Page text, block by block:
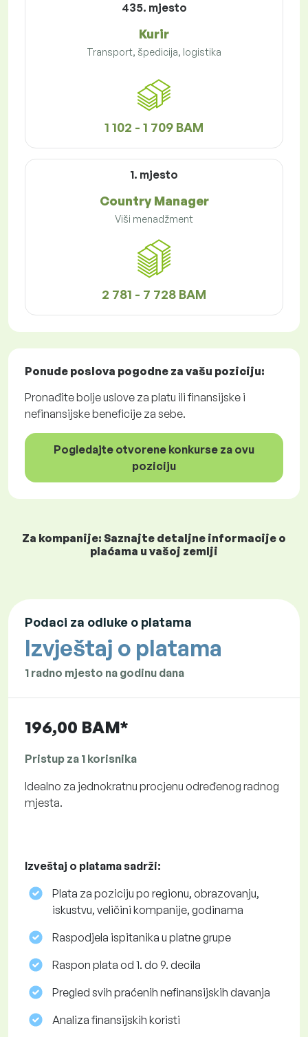
435. mjesto
Kurir
Transport, špedicija, logistika
1 102 - 1 709 BAM
1. mjesto
Country Manager
Viši menadžment
2 781 - 7 728 BAM
Ponude poslova pogodne za vašu poziciju:
Pronađite bolje uslove za platu ili finansijske i
nefinansijske beneficije za sebe.
Pogledajte otvorene konkurse za ovu
poziciju
Za kompanije: Saznajte detaljne informacije o
plaćama u vašoj zemlji
Podaci za odluke o platama
Izvještaj o platama
1 radno mjesto na godinu dana
196,00 BAM*
Pristup za 1 korisnika
Idealno za jednokratnu procjenu određenog radnog
mjesta.
Izveštaj o platama sadrži:
Plata za poziciju po regionu, obrazovanju,
iskustvu, veličini kompanije, godinama
Raspodjela ispitanika u platne grupe
Raspon plata od 1. do 9. decila
Pregled svih praćenih nefinansijskih davanja
Analiza finansijskih koristi